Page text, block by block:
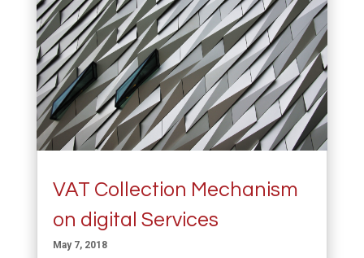
VAT Collection Mechanism
on digital Services
May 7, 2018